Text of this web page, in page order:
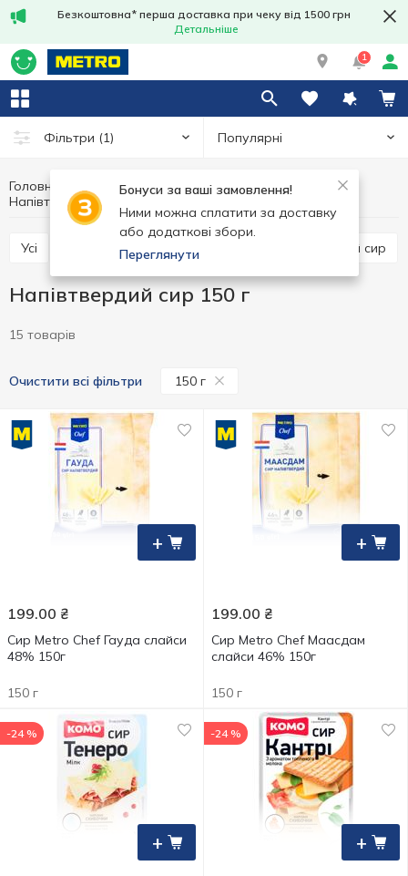
Безкоштовна* перша доставка при чеку від 1500 грн
Детальніше
1
Фільтри (1) Популярні
Бонуси за ваші замовлення!
Ними можна сплатити за доставку
або додаткові збори.
Переглянути
Головна Яйця та молочні продукти
Сир
Напівтвердий сир
Напівтвердий сир 150 г
Усі Твердий сир М'який сир
Напівтвердий сир 150 г
15 товарів
Очистити всі фільтри 150 г
+
199.00 ₴
Сир Metro Chef Гауда слайси
48% 150г
150 г
+
199.00 ₴
Сир Metro Chef Маасдам
слайси 46% 150г
150 г
+
-24 %
+
-24 %